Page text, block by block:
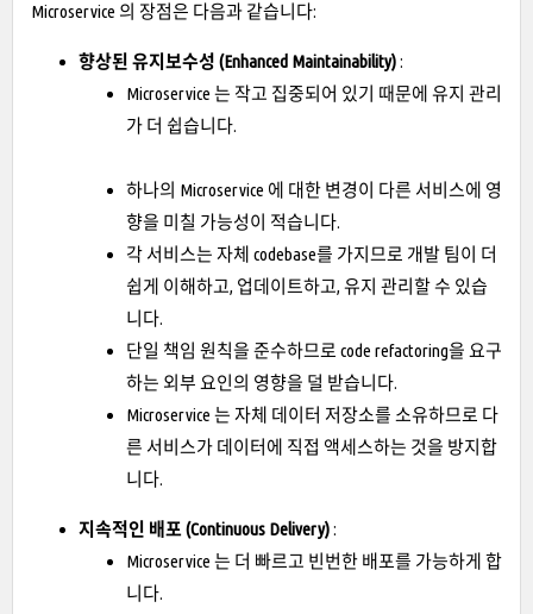
Microservice 의 장점은 다음과 같습니다:
향상된 유지보수성 (Enhanced Maintainability):
Microservice 는 작고 집중되어 있기 때문에 유지 관리
가 더 쉽습니다.
하나의 Microservice 에 대한 변경이 다른 서비스에 영
향을 미칠 가능성이 적습니다.
각 서비스는 자체 codebase를 가지므로 개발 팀이 더
쉽게 이해하고, 업데이트하고, 유지 관리할 수 있습
니다.
단일 책임 원칙을 준수하므로 code refactoring을 요구
하는 외부 요인의 영향을 덜 받습니다.
Microservice 는 자체 데이터 저장소를 소유하므로 다
른 서비스가 데이터에 직접 액세스하는 것을 방지합
니다.
지속적인 배포 (Continuous Delivery):
Microservice 는 더 빠르고 빈번한 배포를 가능하게 합
니다.